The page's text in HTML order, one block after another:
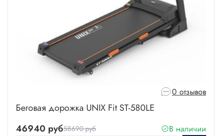
0 отзывов
Беговая дорожка UNIX Fit ST-580LE
46940 руб58690 руб
В наличии